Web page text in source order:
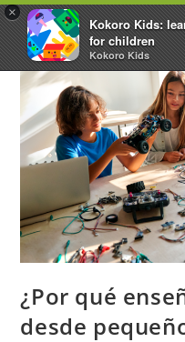
×
Kokoro Kids:
for children
Kokoro Kids
¿Por qué
desde